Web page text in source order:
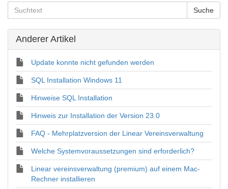
Anderer Artikel
Update konnte nicht gefunden werden
SQL Installation Windows 11
Hinweise SQL Installation
Hinweis zur Installation der Version 23.0
FAQ - Mehrplatzversion der Linear Vereinsverwaltung
Welche Systemvoraussetzungen sind erforderlich?
Linear vereinsverwaltung (premium) auf einem Mac-
Rechner installieren